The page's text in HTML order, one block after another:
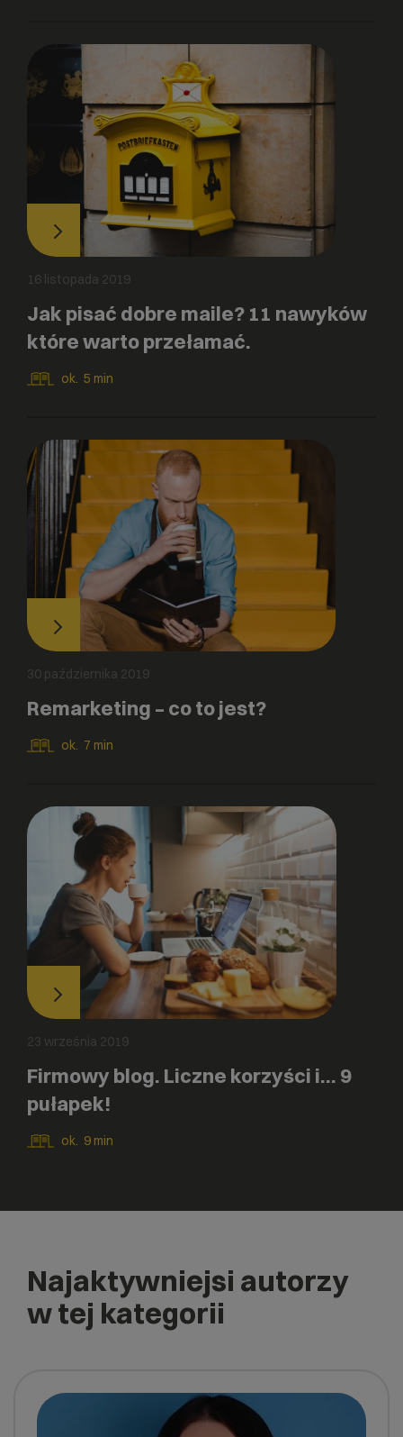
16 listopada 2019
Jak pisać dobre maile? 11 nawyków
które warto przełamać.
ok. 5 min
30 października 2019
Remarketing – co to jest?
ok. 7 min
23 września 2019
Firmowy blog. Liczne korzyści i… 9
pułapek!
ok. 9 min
Najaktywniejsi autorzy
w tej kategorii